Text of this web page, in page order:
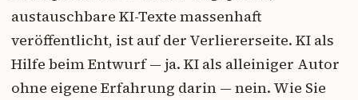
austauschbare KI-Texte massenhaft
veröffentlicht, ist auf der Verliererseite. KI als
Hilfe beim Entwurf — ja. KI als alleiniger Autor
ohne eigene Erfahrung darin — nein. Wie Sie